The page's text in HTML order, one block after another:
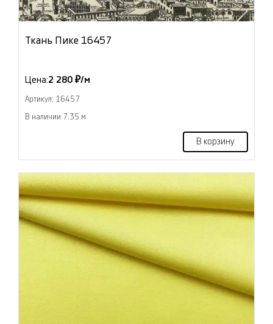
Ткань Пике 16457
Цена:2 280 ₽/м
Артикул: 16457
В наличии 7.35 м
В корзину